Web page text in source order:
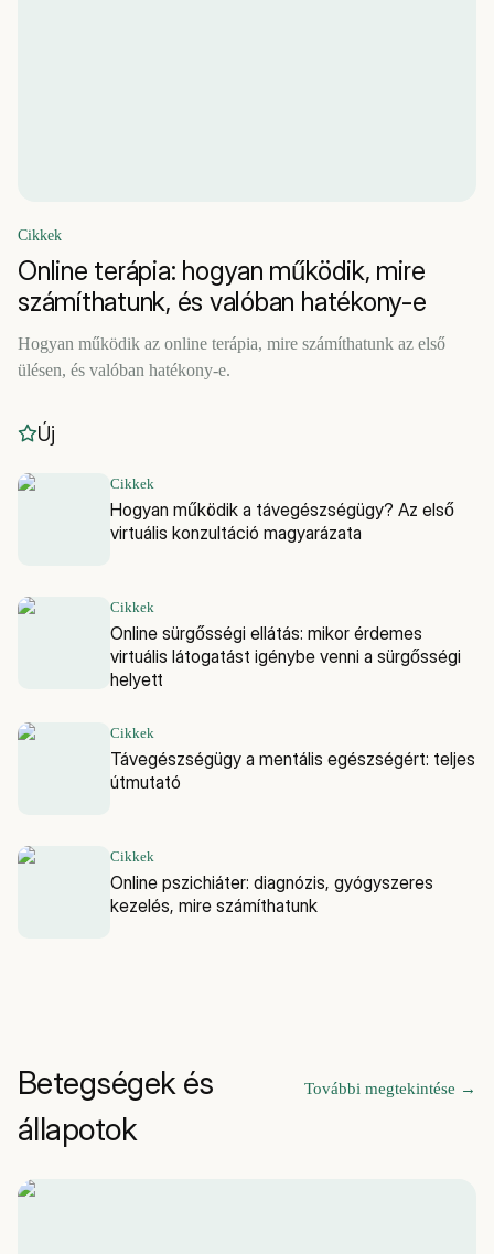
Cikkek
Online terápia: hogyan működik, mire
számíthatunk, és valóban hatékony-e
Hogyan működik az online terápia, mire számíthatunk az első
ülésen, és valóban hatékony-e.
Új
Cikkek
Hogyan működik a távegészségügy? Az első
virtuális konzultáció magyarázata
Cikkek
Online sürgősségi ellátás: mikor érdemes
virtuális látogatást igénybe venni a sürgősségi
helyett
Cikkek
Távegészségügy a mentális egészségért: teljes
útmutató
Cikkek
Online pszichiáter: diagnózis, gyógyszeres
kezelés, mire számíthatunk
Betegségek és
állapotok
További megtekintése →